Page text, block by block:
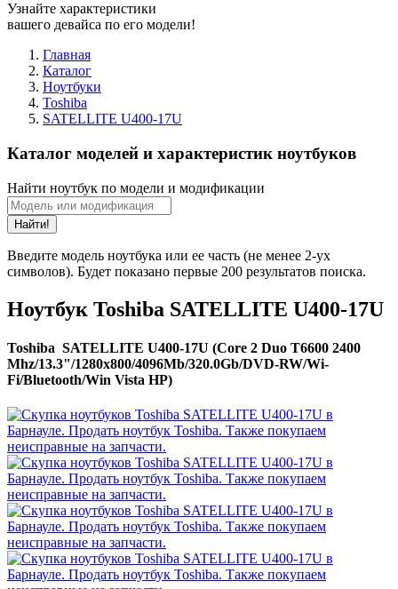
Узнайте характеристики
вашего девайса по его модели!
Главная
Каталог
Ноутбуки
Toshiba
SATELLITE U400-17U
Каталог моделей и характеристик ноутбуков
Найти ноутбук по модели и модификации
Найти!
Введите модель ноутбука или ее часть (не менее 2-ух
символов). Будет показано первые 200 результатов поиска.
Ноутбук Toshiba SATELLITE U400-17U
Toshiba SATELLITE U400-17U (Core 2 Duo T6600 2400
Mhz/13.3"/1280x800/4096Mb/320.0Gb/DVD-RW/Wi-
Fi/Bluetooth/Win Vista HP)